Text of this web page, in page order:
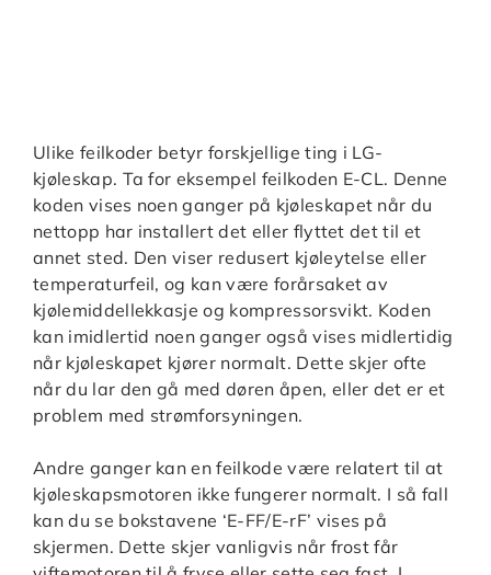
Ulike feilkoder betyr forskjellige ting i LG-
kjøleskap. Ta for eksempel feilkoden E-CL. Denne
koden vises noen ganger på kjøleskapet når du
nettopp har installert det eller flyttet det til et
annet sted. Den viser redusert kjøleytelse eller
temperaturfeil, og kan være forårsaket av
kjølemiddellekkasje og kompressorsvikt. Koden
kan imidlertid noen ganger også vises midlertidig
når kjøleskapet kjører normalt. Dette skjer ofte
når du lar den gå med døren åpen, eller det er et
problem med strømforsyningen.
Andre ganger kan en feilkode være relatert til at
kjøleskapsmotoren ikke fungerer normalt. I så fall
kan du se bokstavene ‘E-FF/E-rF’ vises på
skjermen. Dette skjer vanligvis når frost får